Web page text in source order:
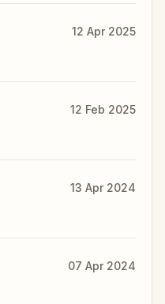
12 Apr 2025
12 Feb 2025
13 Apr 2024
07 Apr 2024